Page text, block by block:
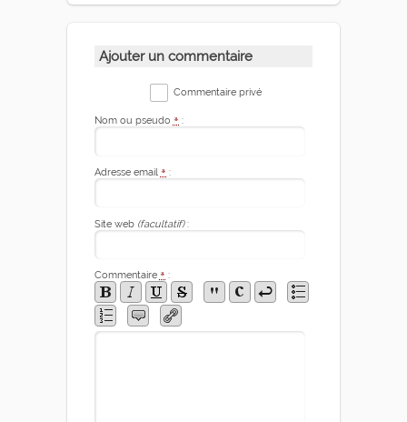
Ajouter un commentaire
Commentaire privé
Nom ou pseudo * :
Adresse email * :
Site web (facultatif):
Commentaire * :